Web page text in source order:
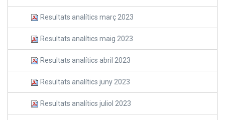
Resultats analítics març 2023
Resultats analítics maig 2023
Resultats analítics abril 2023
Resultats analítics juny 2023
Resultats analítics juliol 2023